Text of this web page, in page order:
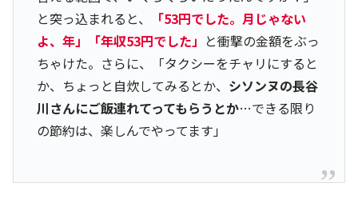
と突っ込まれると、
「53円でした。月じゃない
よ、年」「年収53円でした」 と衝撃の金額をぶっ
ちゃけた。さらに、「タクシーをチャリにすると
か、ちょっと自炊してみるとか、 シソンヌの長谷
川さんにご飯連れてってもらうとか…できる限り
の節約は、楽しんでやってます」